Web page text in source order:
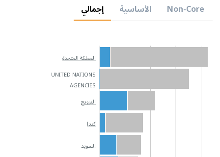
إجمالي الأساسية Non-Core
المملكة المتحدة
UNITED NATIONS
AGENCIES
النرويج
كندا
السويد